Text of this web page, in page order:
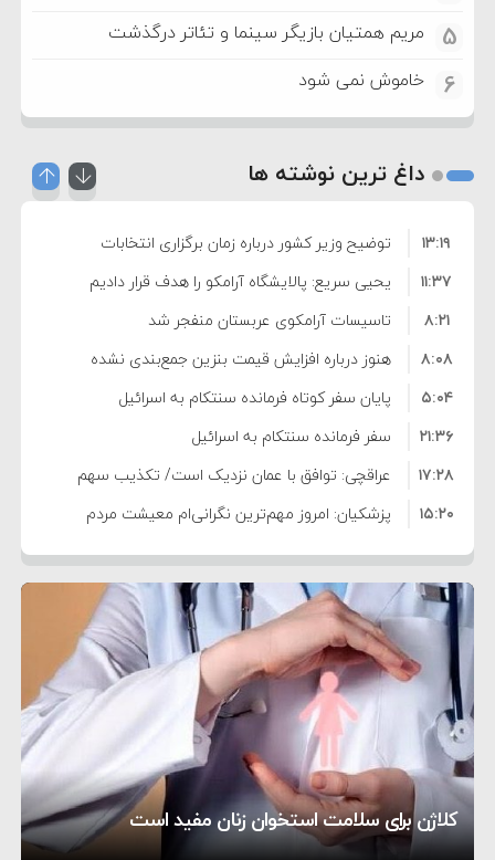
5 مریم همتیان بازیگر سینما و تئاتر درگذشت
6 خاموش نمی شود
داغ ترین نوشته ها
توضیح وزیر کشور درباره زمان برگزاری انتخابات
شوراها
۱۳:۱۹
یحیی سریع: پالایشگاه آرامکو را هدف قرار دادیم
۱۱:۳۷
تاسیسات آرامکوی عربستان منفجر شد
۸:۲۱
هنوز درباره افزایش قیمت بنزین جمع‌بندی نشده
است/ کالا برگ قطعا افزایش می‌یابد
۸:۰۸
پایان سفر کوتاه فرمانده سنتکام به اسرائیل
۵:۰۴
سفر فرمانده سنتکام به اسرائیل
۲۱:۳۶
عراقچی: توافق با عمان نزدیک است/ تکذیب سهم
۱۱ درصدی ایران از خزر
۱۷:۲۸
پزشکیان: امروز مهم‌ترین نگرانی‌ام معیشت مردم
است
۱۵:۲۰
ترامپ: مذاکرات با تهران خوب پیش می‌رود
۸:۳۶
بازداشت سفیر پیشین فلسطین در لبنان به اتهام
فساد و اختلاس اموال
۱۰:۳۳
حادثه دریایی در نزدیکی سواحل عمان
۵:۱۷
معاون دفتر پزشکیان: ادعای استعفای رئیس‌جمهور
واهی و کذب محض است
زمان و تاریخ مذاکرات آمریکا و ایران هنوز نهایی
نشده است
۲۰:۳۹
وزیر جنگ آمریکا: ماشین جنگی ما آماده حمله
نظامی علیه ایران است
۶:۵۰
موافقت ترامپ با لغو حمله به ایران
۶:۲۱
کلاژن برای سلامت استخوان زنان مفید است
کمک خورشید به رفع ناترازی برق
تحسین کارگردان «جنگ و صلح» از سینمای ایران؛ روایتی
از عشق عمیق به مردم